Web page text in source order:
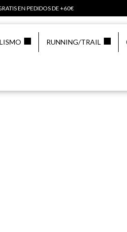
EN PEDIDOS DE +60€
RUNNING/TRAIL